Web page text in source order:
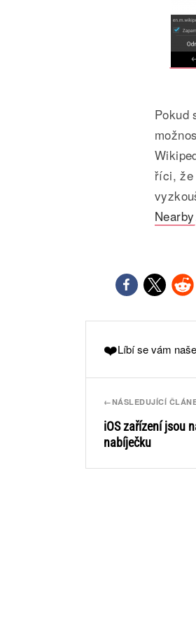
Pokud
říci, že
Nearby
❤️Líbí se vám
←NÁSLEDUJÍCÍ
iOS zařízení jsou
nabíječku